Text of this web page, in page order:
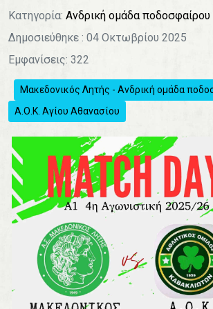
Κατηγορία: Ανδρική ομάδα ποδοσφαίρου
Δημοσιεύθηκε : 04 Οκτωβρίου 2025
Εμφανίσεις: 322
Μακεδονικός Λητής - Ανδρική ομάδα
Α.Ο.Κ. Αγίου Αθανασίου